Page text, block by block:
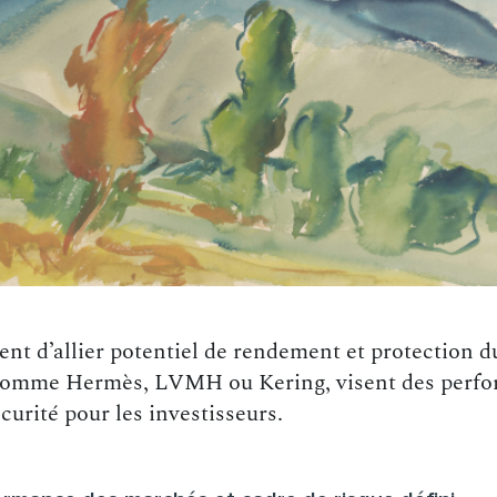
d’allier potentiel de rendement et protection
Hermès, LVMH ou Kering, visent des
pour les investisseurs.